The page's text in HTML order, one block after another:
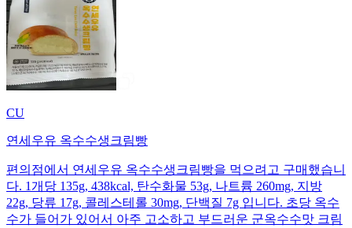
CU
연세우유 옥수수생크림빵
편의점에서 연세우유 옥수수생크림빵을 먹으려고 구매했습니
다. 1개당 135g, 438kcal, 탄수화물 53g, 나트륨 260mg, 지방
22g, 당류 17g, 콜레스테롤 30mg, 단백질 7g 입니다. 초당 옥수
수가 들어가 있어서 아주 고소하고 부드러운 군옥수수맛 크림